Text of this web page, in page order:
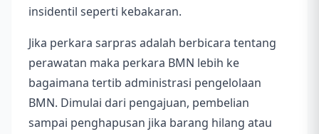
insidentil seperti kebakaran.
Jika perkara sarpras adalah berbicara tentang
perawatan maka perkara BMN lebih ke
bagaimana tertib administrasi pengelolaan
BMN. Dimulai dari pengajuan, pembelian
sampai penghapusan jika barang hilang atau